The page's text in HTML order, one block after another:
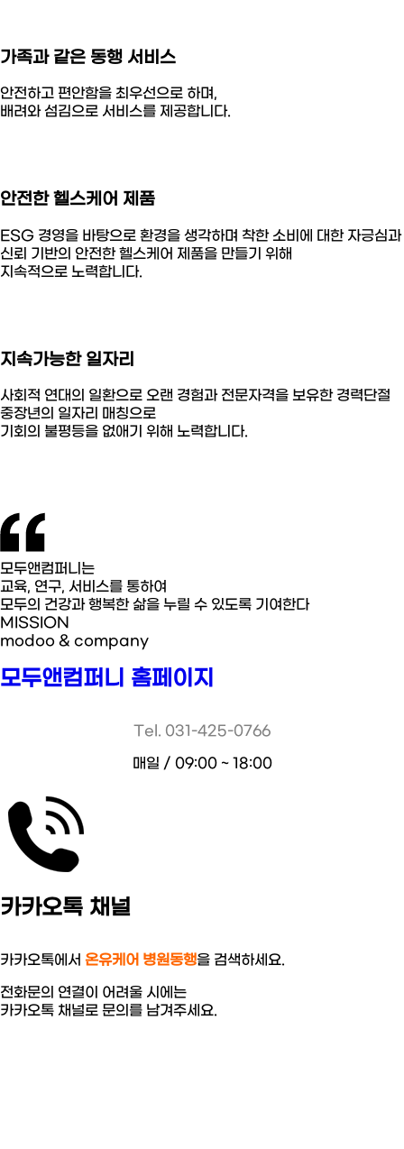
가족과 같은 동행 서비스
안전하고 편안함을 최우선으로 하며,
배려와 섬김으로 서비스를 제공합니다.
안전한 헬스케어 제품
ESG 경영을 바탕으로 환경을 생각하며 착한 소비에 대한 자긍심과
신뢰 기반의 안전한 헬스케어 제품을 만들기 위해
지속적으로 노력합니다.
지속가능한 일자리
사회적 연대의 일환으로 오랜 경험과 전문자격을 보유한 경력단절
중장년의 일자리 매칭으로
기회의 불평등을 없애기 위해 노력합니다.
모두앤컴퍼니는
교육, 연구, 서비스를 통하여
모두의 건강과 행복한 삶을 누릴 수 있도록 기여한다
MISSION
modoo & company
모두앤컴퍼니 홈페이지
Tel. 031-425-0766
매일 / 09:00 ~ 18:00
카카오톡 채널
카카오톡에서 온유케어 병원동행을 검색하세요.
전화문의 연결이 어려울 시에는
카카오톡 채널로 문의를 남겨주세요.